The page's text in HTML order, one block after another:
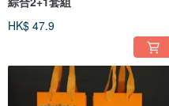
HK$ 47.9